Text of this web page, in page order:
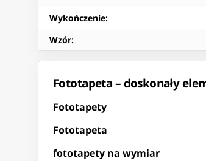
Wykończenie:
Wzór:
Fototapeta – doskonały
Fototapety
Fototapeta
fototapety na wymiar